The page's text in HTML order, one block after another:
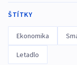
ŠTÍTKY
Ekonomika
Letadlo